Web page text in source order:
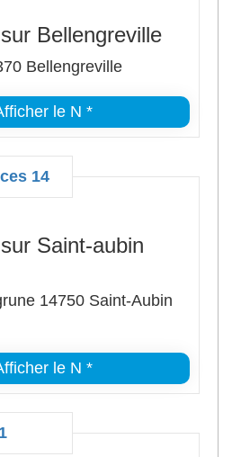
Bellengreville
Bellengreville
le N *
14
Saint-aubin
14750 Saint-Aubin
le N *